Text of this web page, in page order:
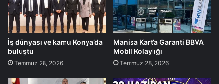
İş dünyası ve kamu Konya’da
buluştu
Temmuz 28, 2026
Manisa Kart’a Garanti BBVA
Mobil Kolaylığı
Temmuz 28, 2026